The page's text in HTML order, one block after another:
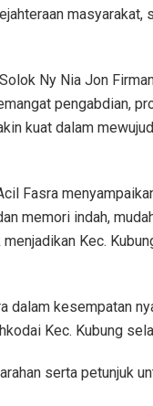
Ny Nia Jon
pengabdian,
kuat dalam
Fasra
memori indah,
Kec.
dalam kesempatan
Kec. Kubung
serta petunjuk